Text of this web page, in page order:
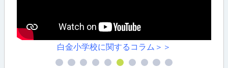
白金小学校に関するコラム＞＞